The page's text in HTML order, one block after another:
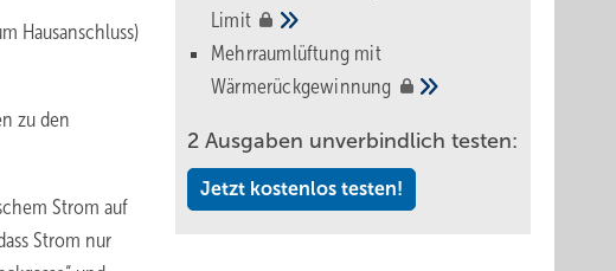
Hausanschluss)
zu den
Strom auf
Strom nur
Limit
Mehrraumlüftung mit
Wärmerückgewinnung
2 Ausgaben unverbindlich testen:
Jetzt kostenlos testen!